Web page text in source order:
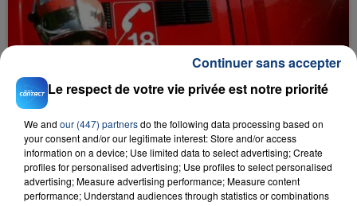
23 juillet 2026
INCENDIE MORTEL À LENS : UNE FEMME ET
SON BÉBÉ ENTRE LA VIE ET LA...
Un homme s'est immolé par le feu après avoir
aspergé sa compagne et leur bébé de trois mois
Le respect de votre vie privée est notre priorité
We and our (447) partnersdo the following data processing based on
your consent and/or our legitimate interest: Store and/or access
information on a device; Use limited data to select advertising; Create
profiles for personalised advertising; Use profiles to select personalised
advertising; Measure advertising performance; Measure content
performance; Understand audiences through statistics or combinations
Continuer sans accepter